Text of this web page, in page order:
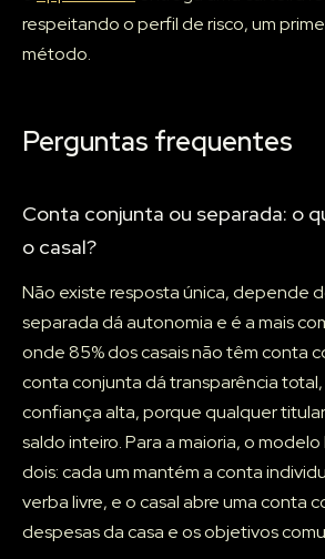
respeitando o perfil de risco, um
método.
Perguntas frequentes
Conta conjunta ou separada: o
o casal?
Não existe resposta única, depende
separada dá autonomia e é a mais
onde 85% dos casais não têm conta
conta conjunta dá transparência total,
confiança alta, porque qualquer
saldo inteiro. Para a maioria, o
dois: cada um mantém a conta
verba livre, e o casal abre uma conta
despesas da casa e os objetivos